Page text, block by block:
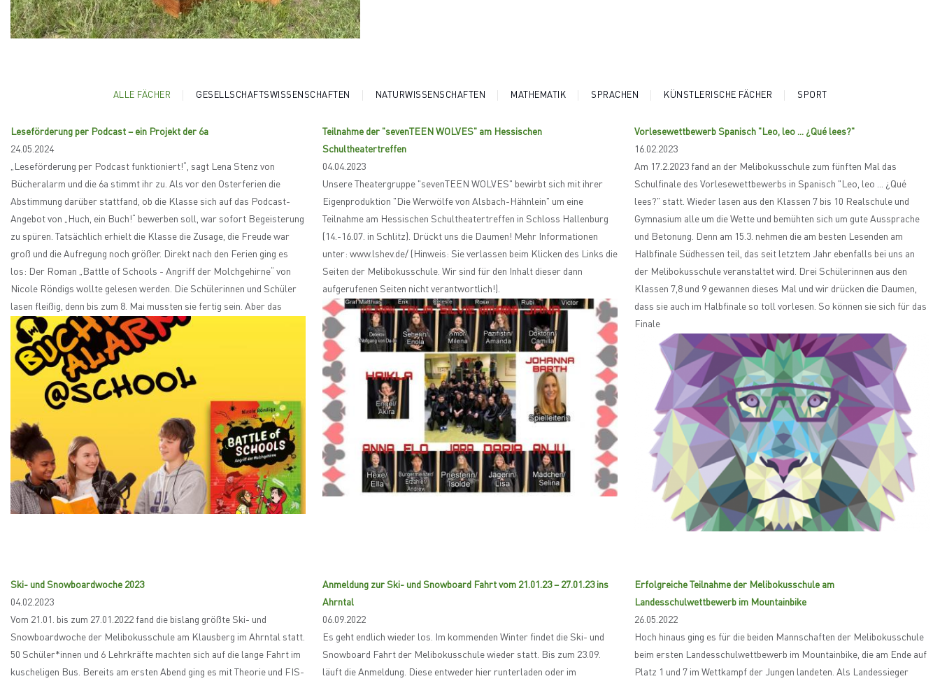
ALLE FÄCHER GESELLSCHAFTSWISSENSCHAFTEN NATURWISSENSCHAFTEN MATHEMATIK SPRACHEN KÜNSTLERISCHE FÄCHER SPORT
Leseförderung per Podcast – ein Projekt der 6a
24.05.2024
„Leseförderung per Podcast funktioniert!“, sagt Lena Stenz von
Bücheralarm und die 6a stimmt ihr zu. Als vor den Osterferien die
Abstimmung darüber stattfand, ob die Klasse sich auf das Podcast-
Angebot von „Huch, ein Buch!“ bewerben soll, war sofort Begeisterung
zu spüren. Tatsächlich erhielt die Klasse die Zusage, die Freude war
groß und die Aufregung noch größer. Direkt nach den Ferien ging es
los: Der Roman „Battle of Schools - Angriff der Molchgehirne“ von
Nicole Röndigs wollte gelesen werden. Die Schülerinnen und Schüler
lasen fleißig, denn bis zum 8. Mai mussten sie fertig sein. Aber das
Teilnahme der "sevenTEEN WOLVES" am Hessischen
Schultheatertreffen
04.04.2023
Unsere Theatergruppe "sevenTEEN WOLVES" bewirbt sich mit ihrer
Eigenproduktion "Die Werwölfe von Alsbach-Hähnlein" um eine
Teilnahme am Hessischen Schultheatertreffen in Schloss Hallenburg
(14.-16.07. in Schlitz). Drückt uns die Daumen! Mehr Informationen
unter: www.lshev.de/ (Hinweis: Sie verlassen beim Klicken des Links die
Seiten der Melibokusschule. Wir sind für den Inhalt dieser dann
aufgerufenen Seiten nicht verantwortlich!).
Vorlesewettbewerb Spanisch "Leo, leo ... ¿Qué lees?"
16.02.2023
Am 17.2.2023 fand an der Melibokusschule zum fünften Mal das
Schulfinale des Vorlesewettbewerbs in Spanisch "Leo, leo ... ¿Qué
lees?" statt. Wieder lasen aus den Klassen 7 bis 10 Realschule und
Gymnasium alle um die Wette und bemühten sich um gute Aussprache
und Betonung. Denn am 15.3. nehmen die am besten Lesenden am
Halbfinale Südhessen teil, das seit letztem Jahr ebenfalls bei uns an
der Melibokusschule veranstaltet wird. Drei Schülerinnen aus den
Klassen 7,8 und 9 gewannen dieses Mal und wir drücken die Daumen,
dass sie auch im Halbfinale so toll vorlesen. So können sie sich für das
Finale
Ski- und Snowboardwoche 2023
04.02.2023
Vom 21.01. bis zum 27.01.2022 fand die bislang größte Ski- und
Snowboardwoche der Melibokusschule am Klausberg im Ahrntal statt.
50 Schüler*innen und 6 Lehrkräfte machten sich auf die lange Fahrt im
kuscheligen Bus. Bereits am ersten Abend ging es mit Theorie und FIS-
Anmeldung zur Ski- und Snowboard Fahrt vom 21.01.23 – 27.01.23 ins
Ahrntal
06.09.2022
Es geht endlich wieder los. Im kommenden Winter findet die Ski- und
Snowboard Fahrt der Melibokusschule wieder statt. Bis zum 23.09.
läuft die Anmeldung. Diese entweder hier runterladen oder im
Erfolgreiche Teilnahme der Melibokusschule am
Landesschulwettbewerb im Mountainbike
26.05.2022
Hoch hinaus ging es für die beiden Mannschaften der Melibokusschule
beim ersten Landesschulwettbewerb im Mountainbike, die am Ende auf
Platz 1 und 7 im Wettkampf der Jungen landeten. Als Landessieger